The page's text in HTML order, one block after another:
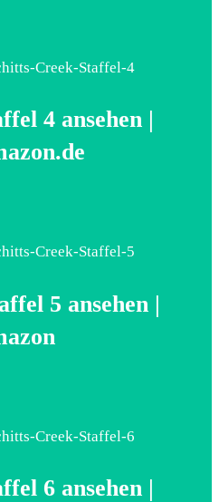
Creek-Staffel-4
4 ansehen |
Creek-Staffel-5
5 ansehen |
Creek-Staffel-6
6 ansehen |